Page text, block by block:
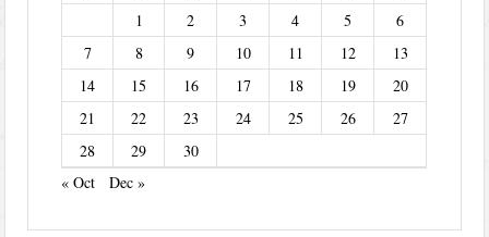
1 2 3 4 5
6
7
8 9 10 11 12
13
14
15 16 17 18 19
20
21
22 23 24 25 26
27
28
29
30
« Oct
Dec »